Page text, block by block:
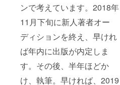
ンで考えています。2018年
11月下旬に新人著者オー
ディションを終え、早けれ
ば年内に出版が内定しま
す。その後、半年ほどか
け、執筆。早ければ、2019